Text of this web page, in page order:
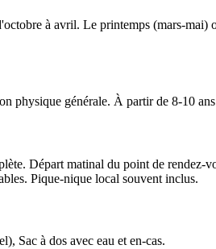
à avril. Le printemps (mars-
physique générale. À partir de 8-10
Départ matinal du point de
Pique-nique local souvent inclus.
Sac à dos avec eau et en-cas.